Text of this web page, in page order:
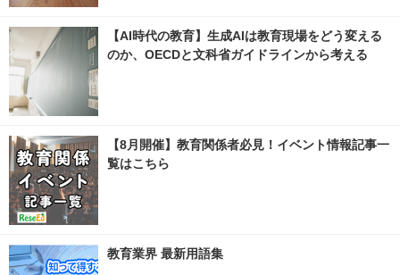
【AI時代の教育】生成AIは教育現場をどう変える
のか、OECDと文科省ガイドラインから考える
【8月開催】教育関係者必見！イベント情報記事一
覧はこちら
教育業界 最新用語集